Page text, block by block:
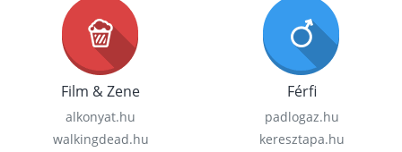
Film & Zene
alkonyat.hu
walkingdead.hu
Férfi
padlogaz.hu
keresztapa.hu